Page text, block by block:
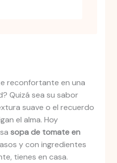
reconfortante en una
Quizá sea su sabor
suave o el recuerdo
el alma. Hoy
sopa de tomate en
y con ingredientes
tienes en casa.